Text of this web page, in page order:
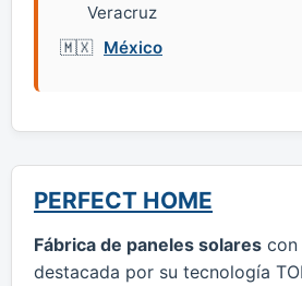
Veracruz
México
PERFECT HOME
Fábrica de paneles solares con
destacada por su tecnología